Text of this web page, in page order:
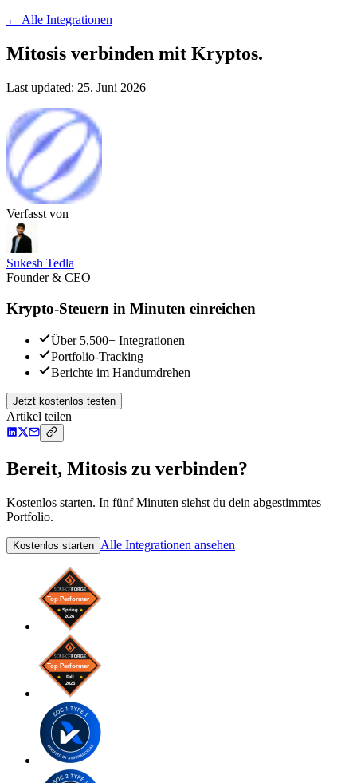
← Alle Integrationen
Mitosis verbinden mit Kryptos.
Last updated: 25. Juni 2026
Verfasst von
Sukesh Tedla
Founder & CEO
Krypto-Steuern in Minuten einreichen
Über 5,500+ Integrationen
Portfolio-Tracking
Berichte im Handumdrehen
Jetzt kostenlos testen
Artikel teilen
Bereit, Mitosis zu verbinden?
Kostenlos starten. In fünf Minuten siehst du dein abgestimmtes
Portfolio.
Kostenlos starten Alle Integrationen ansehen